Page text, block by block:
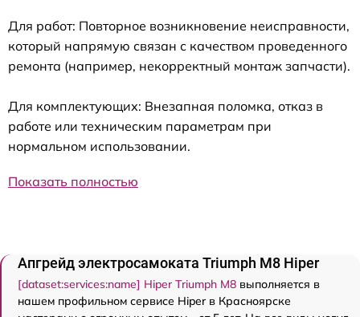
Для работ: Повторное возникновение неисправности,
который напрямую связан с качеством проведенного
ремонта (например, некорректный монтаж запчасти).
Для комплектующих: Внезапная поломка, отказ в
работе или техническим параметрам при
нормальном использовании.
Показать полностью
Апгрейд электросамоката Triumph M8 Hiper
[dataset:services:name] Hiper Triumph M8 выполняется в
нашем профильном сервисе Hiper в Красноярске